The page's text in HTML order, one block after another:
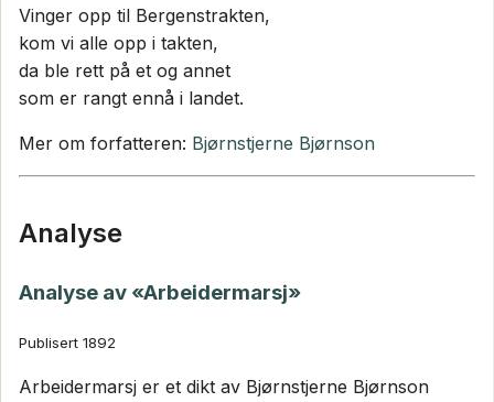
Vinger opp til Bergenstrakten,
kom vi alle opp i takten,
da ble rett på et og annet
som er rangt ennå i landet.
Mer om forfatteren: Bjørnstjerne Bjørnson
Analyse
Analyse av «Arbeidermarsj»
Publisert 1892
Arbeidermarsj er et dikt av Bjørnstjerne Bjørnson